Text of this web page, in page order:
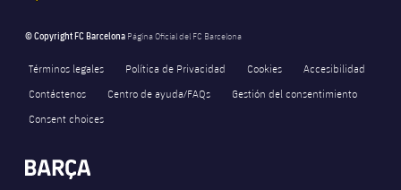
© Copyright FC Barcelona Página Oficial del FC Barcelona
Términos legales Política de Privacidad Cookies
Accesibilidad
Contáctenos
Centro de ayuda/FAQs
Gestión del consentimiento
Consent choices